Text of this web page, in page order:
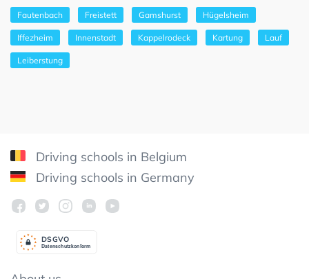
Fautenbach Freistett Gamshurst Hügelsheim
Iffezheim Innenstadt Kappelrodeck Kartung Lauf
Leiberstung
Driving schools in Belgium
Driving schools in Germany
Datenschutzkonform
DSGVO